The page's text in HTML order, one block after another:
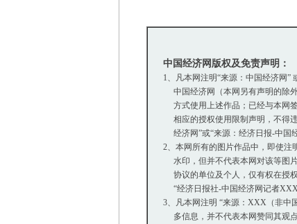
中国经济网版权及免责声明：
1、凡本网注明“来源：中国经济网”
中国经济网（本网另有声明的除
方式使用上述作品；已经与本网
相应的授权使用限制声明，不得
经济网”或“来源：经济日报-中国
2、本网所有的图片作品中，即使注
水印，但并不代表本网对该等图
协议的单位及个人，仅有权在授
“经济日报社-中国经济网记者XXX
3、凡本网注明 “来源：XXX（非中
多信息，并不代表本网赞同其观点